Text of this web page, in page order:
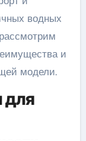
водных
и
модели.
для